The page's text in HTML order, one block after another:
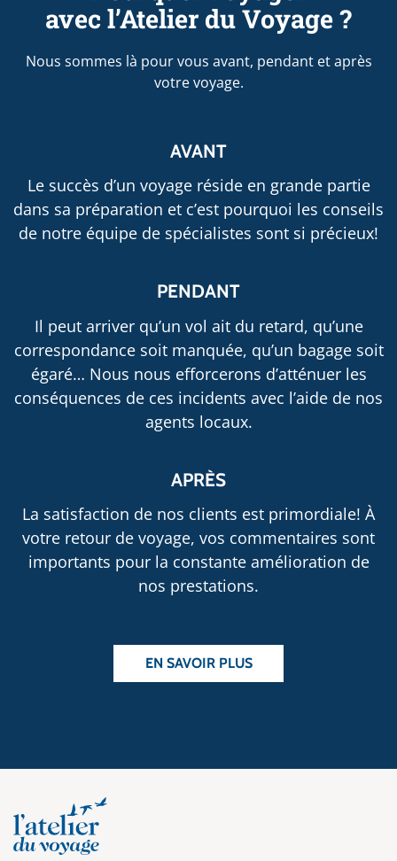
avec l’Atelier du Voyage ?
Nous sommes là pour vous avant, pendant et après
votre voyage.
AVANT
Le succès d’un voyage réside en grande partie
dans sa préparation et c’est pourquoi les conseils
de notre équipe de spécialistes sont si précieux!
PENDANT
Il peut arriver qu’un vol ait du retard, qu’une
correspondance soit manquée, qu’un bagage soit
égaré… Nous nous efforcerons d’atténuer les
conséquences de ces incidents avec l’aide de nos
agents locaux.
APRÈS
La satisfaction de nos clients est primordiale! À
votre retour de voyage, vos commentaires sont
importants pour la constante amélioration de
nos prestations.
EN SAVOIR PLUS